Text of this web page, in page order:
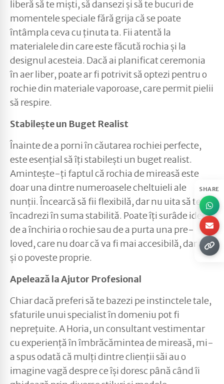
SHARE
liberă să te miști, să dansezi și să te bucuri de
momentele speciale fără grija că se poate
întâmpla ceva cu ținuta ta. Fii atentă la
materialele din care este făcută rochia și la
designul acesteia. Dacă ai planificat ceremonia
în aer liber, poate ar fi potrivit să optezi pentru o
rochie din materiale vaporoase, care permit pielii
să respire.
Stabilește un Buget Realist
Înainte de a porni în căutarea rochiei perfecte,
este esențial să îți stabilești un buget realist.
Amintește-ți faptul că rochia de mireasă este
doar una dintre numeroasele cheltuieli ale
nunții. Încearcă să fii flexibilă, dar nu uita să te
încadrezi în suma stabilită. Poate îți surâde ideea
de a închiria o rochie sau de a purta una pre-
loved, care nu doar că va fi mai accesibilă, dar are
și o poveste proprie.
Apelează la Ajutor Profesional
Chiar dacă preferi să te bazezi pe instinctele tale,
sfaturile unui specialist în domeniu pot fi
neprețuite. A Horia, un consultant vestimentar
cu experiență în îmbrăcămintea de mireasă, mi-
a spus odată că mulți dintre clienții săi au o
imagine vagă despre ce își doresc până când îi